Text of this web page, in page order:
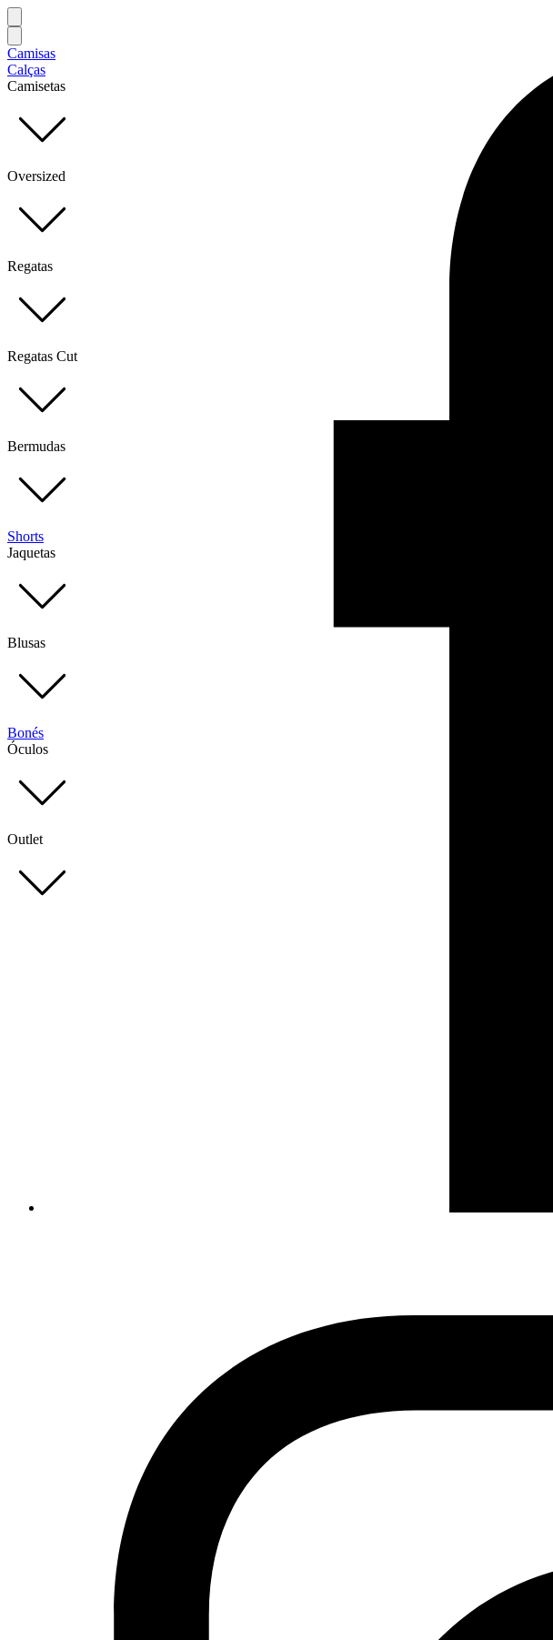
Camisas
Calças
Camisetas
Oversized
Regatas
Regatas Cut
Bermudas
Shorts
Jaquetas
Blusas
Bonés
Óculos
Outlet